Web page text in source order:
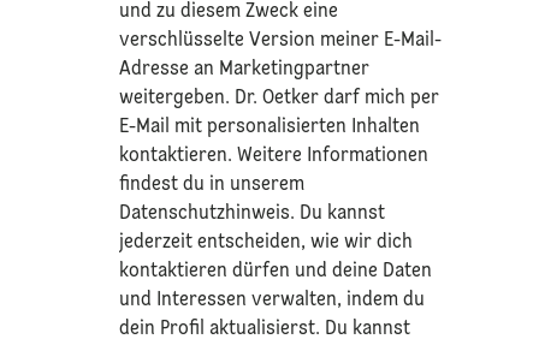
und zu diesem Zweck eine
verschlüsselte Version meiner E-Mail-
Adresse an Marketingpartner
weitergeben. Dr. Oetker darf mich per
E-Mail mit personalisierten Inhalten
kontaktieren. Weitere Informationen
findest du in unserem
Datenschutzhinweis. Du kannst
jederzeit entscheiden, wie wir dich
kontaktieren dürfen und deine Daten
und Interessen verwalten, indem du
dein Profil aktualisierst. Du kannst